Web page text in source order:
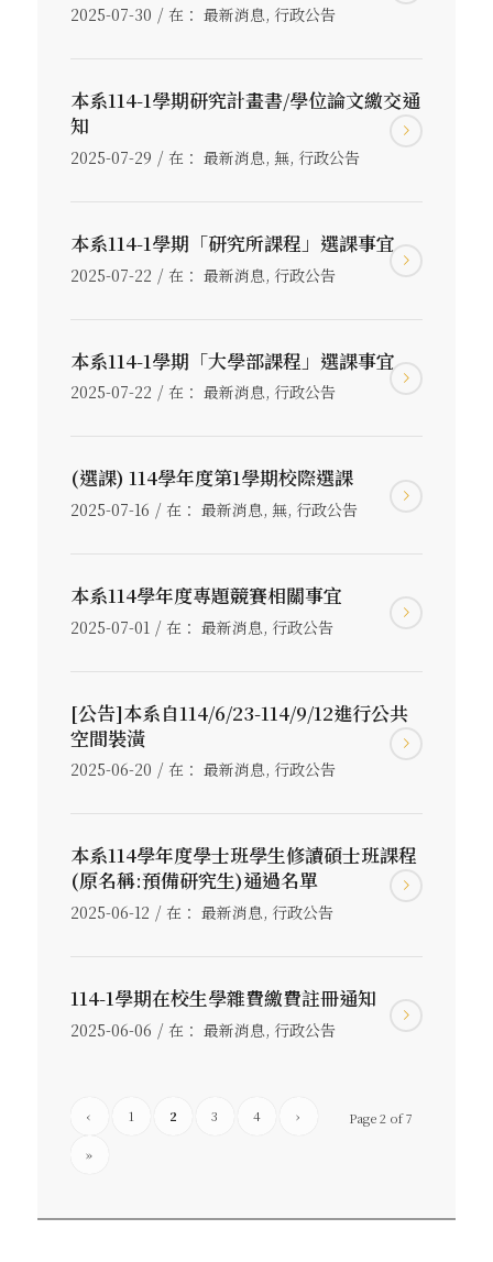
2025-07-30 / 在： 最新消息, 行政公告
本系114-1學期研究計畫書/學位論文繳交通
知
2025-07-29 / 在： 最新消息, 無, 行政公告
本系114-1學期「研究所課程」選課事宜
2025-07-22 / 在： 最新消息, 行政公告
本系114-1學期「大學部課程」選課事宜
2025-07-22 / 在： 最新消息, 行政公告
(選課) 114學年度第1學期校際選課
2025-07-16 / 在： 最新消息, 無, 行政公告
本系114學年度專題競賽相關事宜
2025-07-01 / 在： 最新消息, 行政公告
[公告]本系自114/6/23-114/9/12進行公共
空間裝潢
2025-06-20 / 在： 最新消息, 行政公告
本系114學年度學士班學生修讀碩士班課程
(原名稱:預備研究生)通過名單
2025-06-12 / 在： 最新消息, 行政公告
114-1學期在校生學雜費繳費註冊通知
2025-06-06 / 在： 最新消息, 行政公告
Page 2 of 7
‹ 1 2 3 4 ›
»